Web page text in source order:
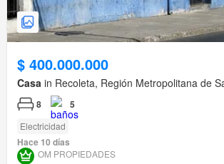
$ 400.000.000
Casa in Recoleta, Región Metropolitana de
8 5
Electricidad
Hace 10 días
OM PROPIEDADES